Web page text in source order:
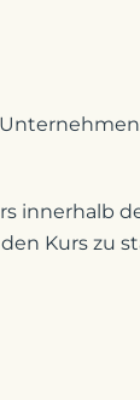
innerhalb
Kurs zu